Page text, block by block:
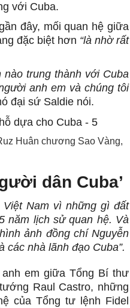
với Cuba.
đây, mối quan hệ giữa
đặc biệt hơn “là nhờ rất
nào trung thành với Cuba
anh em và chúng tôi
đại sứ Saldie nói.
Huân chương Sao Vàng,
dân Cuba’
Việt Nam vì những gì đất
năm lịch sử quan hệ. Và
ảnh đồng chí Nguyễn
các nhà lãnh đạo Cuba”.
em giữa Tổng Bí thư
Raul Castro, những
của Tổng tư lệnh Fidel